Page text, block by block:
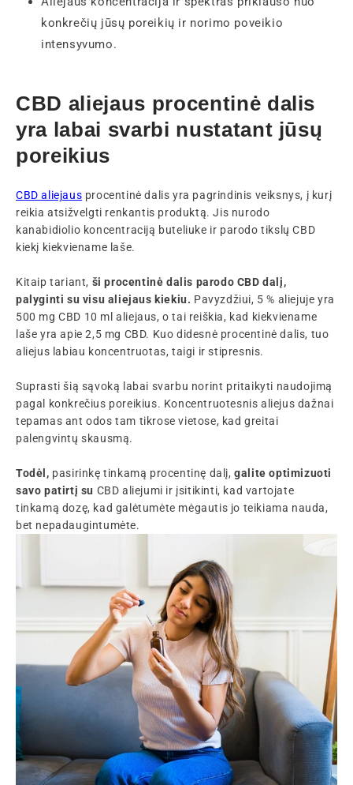
konkrečių jūsų poreikių ir norimo poveikio
intensyvumo.
CBD aliejaus procentinė dalis
yra labai svarbi nustatant jūsų
poreikius
CBD aliejaus procentinė dalis yra pagrindinis veiksnys, į kurį
reikia atsižvelgti renkantis produktą. Jis nurodo
kanabidiolio koncentraciją buteliuke ir parodo tikslų CBD
kiekį kiekviename laše.
Kitaip tariant, ši procentinė dalis parodo CBD dalį,
palyginti su visu aliejaus kiekiu. Pavyzdžiui, 5 % aliejuje yra
500 mg CBD 10 ml aliejaus, o tai reiškia, kad kiekviename
laše yra apie 2,5 mg CBD. Kuo didesnė procentinė dalis, tuo
aliejus labiau koncentruotas, taigi ir stipresnis.
Suprasti šią sąvoką labai svarbu norint pritaikyti naudojimą
pagal konkrečius poreikius. Koncentruotesnis aliejus dažnai
tepamas ant odos tam tikrose vietose, kad greitai
palengvintų skausmą.
Todėl, pasirinkę tinkamą procentinę dalį, galite optimizuoti
savo patirtį su CBD aliejumi ir įsitikinti, kad vartojate
tinkamą dozę, kad galėtumėte mėgautis jo teikiama nauda,
bet nepadaugintumėte.